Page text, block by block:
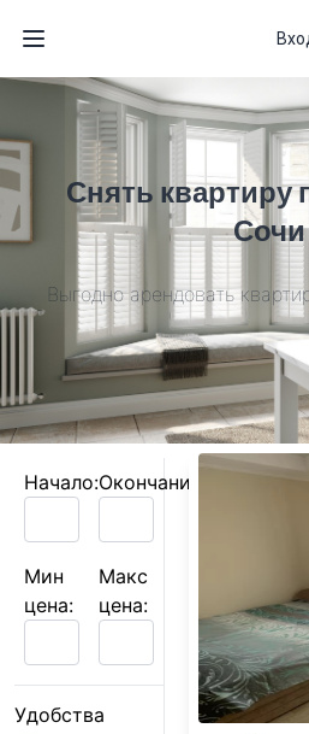
Открыть меню
Снять квартиру
Сочи
Выгодно арендовать
Начало:Окончание:
Мин
цена:
Макс
цена:
Удобства